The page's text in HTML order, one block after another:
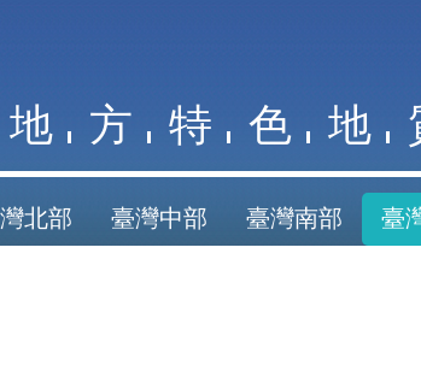
地 方 特 色 地
北部 臺灣中部 臺灣南部 臺